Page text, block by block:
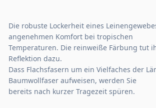
Die robuste Lockerheit eines
angenehmen Komfort bei tropischen
Temperaturen. Die reinweiße Färbung tut
Reflektion dazu.
Dass Flachsfasern um ein Vielfaches der
Baumwollfaser aufweisen, werden Sie
bereits nach kurzer Tragezeit spüren.